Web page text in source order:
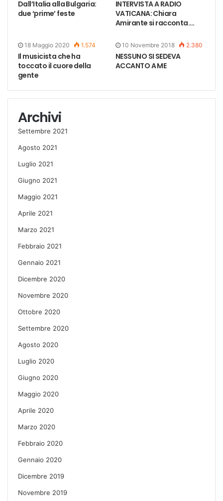
Dall’Italia alla Bulgaria:
due ‘prime’ feste
INTERVISTA A RADIO
VATICANA: Chiara
Amirante si racconta….
18 Maggio 2020 1.574
Il musicista che ha
toccato il cuore della
gente
10 Novembre 2018 2.380
NESSUNO SI SEDEVA
ACCANTO A ME
Archivi
Settembre 2021
Agosto 2021
Luglio 2021
Giugno 2021
Maggio 2021
Aprile 2021
Marzo 2021
Febbraio 2021
Gennaio 2021
Dicembre 2020
Novembre 2020
Ottobre 2020
Settembre 2020
Agosto 2020
Luglio 2020
Giugno 2020
Maggio 2020
Aprile 2020
Marzo 2020
Febbraio 2020
Gennaio 2020
Dicembre 2019
Novembre 2019